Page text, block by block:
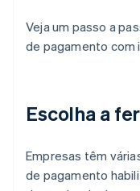
Veja um passo a
de pagamento com
Escolha a
Empresas têm
de pagamento